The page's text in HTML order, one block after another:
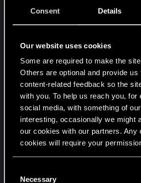
Consent Details
Our website uses cookies
Some are required to make the
Others are optional and provide us
content-related feedback so the
with you. To help us reach you, for
social media, with something of
interesting, occasionally we might
our cookies with our partners. Any
cookies will require your
and tweak your preferences
Necessary
Spoiler:Naprawdę podoba mi się wystrój
Spoiler:Piękna bestia
Spoiler:W samą porę na kolację.